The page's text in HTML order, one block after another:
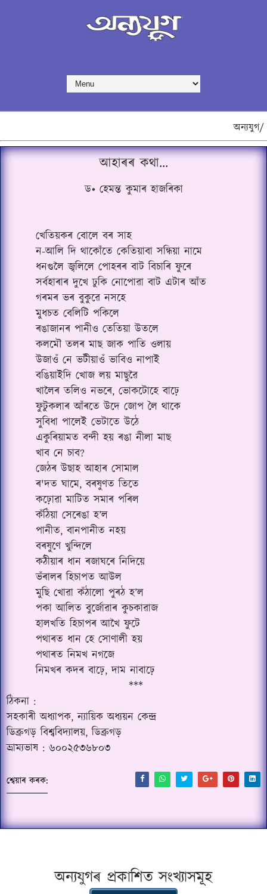
অন্যযুগ/
আহাৰৰ কথা...
ড॰হেমন্ত কুমাৰ হাজৰিকা
খেতিয়কৰ বোলে বৰ সাহ
ন-আলি দি থাকোঁতে কেতিয়াবা সন্ধিয়া নামে
ধনগুলৈ জ্বলিলে পোহৰৰ বাট বিচাৰি ফুৰে
সৰ্বহাৰাৰ দুখে ঢুকি নোপোৱা বাট এটাৰ আঁত
গৰমৰ ভৰ বুকুৱে নসহে
মুধচত বেলিটি পকিলে
ৰঙাজানৰ পানীও তেতিয়া উতলে
কলমৌ তলৰ মাছ জাক পাতি ওলায়
উজাওঁ নে ভটীয়াওঁ ভাবিও নাপাই
বঙিয়াইদি খোজ লয় মাছুৱৈ
খালৈৰ তলিও নভৰে, ভোকটোহে বাঢ়ে
ফুটুকলাৰ আঁৰতে উদে জোপ লৈ থাকে
সুবিধা পালেই ভেটাতে উঠে
একুৰিয়ামত বন্দী হয় ৰঙা নীলা মাছ
খাব নে চাব?
জেঠৰ উছাহ আহাৰ সোমাল
ৰ'দত ঘামে, বৰষুণত তিতে
কঢ়োৱা মাটিত সমাৰ পৰিল
কঁঠিয়া সেৰেঙা হ’ল
পানীত, বানপানীত নহয়
বৰষুণে খুন্দিলে
কঠীয়াৰ ধান ৰজাঘৰে নিদিয়ে
ভঁৰালৰ হিচাপত আউল
মুছি খোৱা কঁঠালো পুৰঠ হ’ল
পকা আলিত বুৰ্জোৱাৰ কুচকাৱাজ
হালখতি হিচাপৰ আখৈ ফুটে
পথাৰত ধান হে সোণালী হয়
পথাৰত নিমখ নগজে
নিমখৰ কদৰ বাঢ়ে, দাম নাবাঢ়ে
***
ঠিকনা :
সহকাৰী অধ্যাপক, ন্যায়িক অধ্যয়ন কেন্দ্ৰ
ডিব্ৰুগড় বিশ্ববিদ্যালয়, ডিব্ৰুগড়
ভ্ৰাম্যভাষ : ৬০০২৫৩৬৮০৩
শ্বেয়াৰ কৰক:
অন্যযুগৰ প্ৰকাশিত সংখ্যাসমূহ